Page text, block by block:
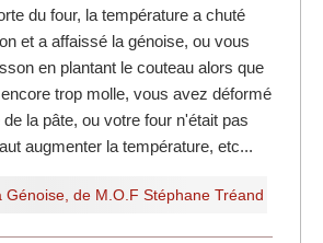
du four, la température a chuté
et a affaissé la génoise, ou vous
en plantant le couteau alors que
trop molle, vous avez déformé
la pâte, ou votre four n'était pas
augmenter la température, etc...